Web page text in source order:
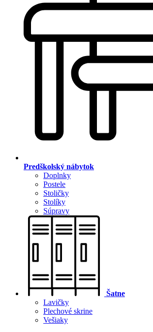
Predškolský nábytok
Doplnky
Postele
Stoličky
Stolíky
Súpravy
Šatne
Lavičky
Plechové skrine
Vešiaky